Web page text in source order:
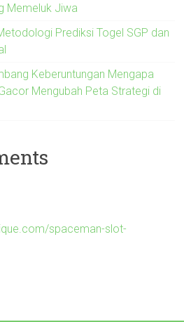
Memeluk Jiwa
Prediksi Togel SGP dan
Keberuntungan Mengapa
Mengubah Peta Strategi di
spaceman-slot-